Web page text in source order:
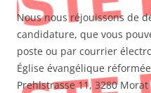
Nous nous réjouissons de
candidature, que vous
poste ou par courrier
Église évangélique
Prehlstrasse 11, 3280